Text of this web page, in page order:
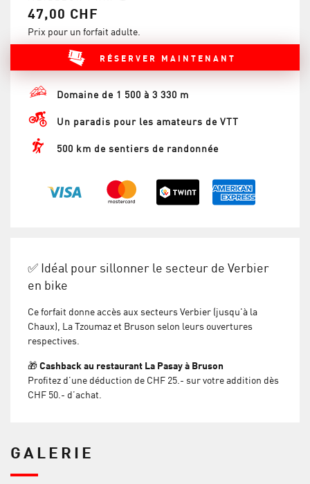
47,00 CHF
Prix pour un forfait adulte.
RÉSERVER MAINTENANT
Domaine de 1 500 à 3 330 m
Un paradis pour les amateurs de VTT
500 km de sentiers de randonnée
✅ Idéal pour sillonner le secteur de Verbier
en bike
Ce forfait donne accès aux secteurs Verbier (jusqu'à la
Chaux), La Tzoumaz et Bruson selon leurs ouvertures
respectives.
🎁 Cashback au restaurant La Pasay à Bruson
Profitez d’une déduction de CHF 25.- sur votre addition dès
CHF 50.- d’achat.
GALERIE